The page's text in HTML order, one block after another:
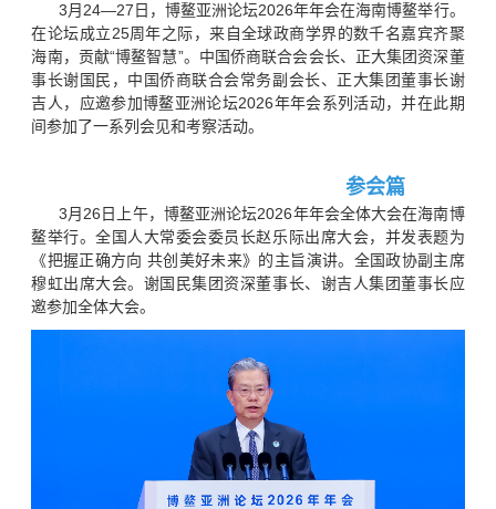
3月24—27日，博鳌亚洲论坛2026年年会在海南博鳌举行。
在论坛成立25周年之际，来自全球政商学界的数千名嘉宾齐聚
海南，贡献“博鳌智慧”。中国侨商联合会会长、正大集团资深董
事长谢国民，中国侨商联合会常务副会长、正大集团董事长谢
吉人，应邀参加博鳌亚洲论坛2026年年会系列活动，并在此期
间参加了一系列会见和考察活动。
参会篇
3月26日上午，博鳌亚洲论坛2026年年会全体大会在海南博
鳌举行。全国人大常委会委员长赵乐际出席大会，并发表题为
《把握正确方向 共创美好未来》的主旨演讲。全国政协副主席
穆虹出席大会。谢国民集团资深董事长、谢吉人集团董事长应
邀参加全体大会。